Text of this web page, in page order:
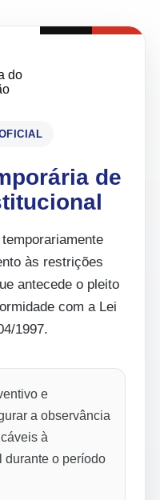
de
às restrições
antecede o pleito
com a Lei
1997.
e
a observância
à
durante o período